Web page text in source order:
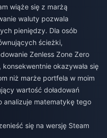
wiąże się z marżą
waluty pozwala
pieniędzy. Dla osób
ścieżki,
Zenless Zone Zero
okazywała się
niż marże portfela w moim
wartość doładowań
analizuje matematykę tego
się na wersję Steam